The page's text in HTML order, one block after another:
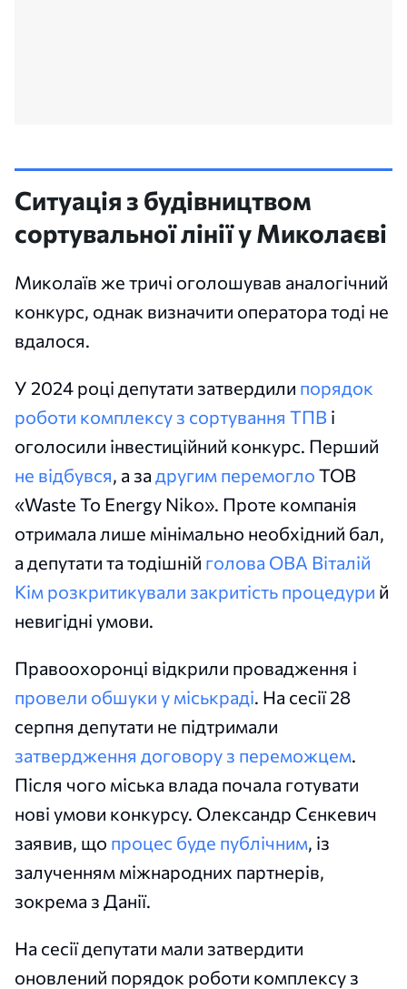
Ситуація з будівництвом
сортувальної лінії у Миколаєві
Миколаїв же тричі оголошував аналогічний
конкурс, однак визначити оператора тоді не
вдалося.
У 2024 році депутати затвердили порядок
роботи комплексу з сортування ТПВ і
оголосили інвестиційний конкурс. Перший
не відбувся, а за другим перемогло ТОВ
«Waste To Energy Niko». Проте компанія
отримала лише мінімально необхідний бал,
а депутати та тодішній голова ОВА Віталій
Кім розкритикували закритість процедури й
невигідні умови.
Правоохоронці відкрили провадження і
провели обшуки у міськраді. На сесії 28
серпня депутати не підтримали
затвердження договору з переможцем.
Після чого міська влада почала готувати
нові умови конкурсу. Олександр Сєнкевич
заявив, що процес буде публічним, із
залученням міжнародних партнерів,
зокрема з Данії.
На сесії депутати мали затвердити
оновлений порядок роботи комплексу з